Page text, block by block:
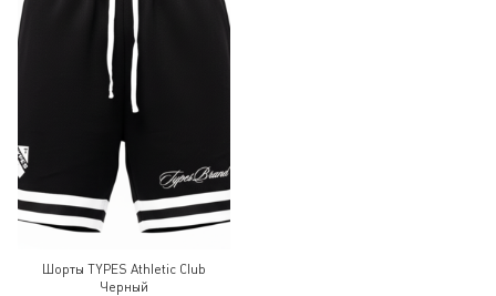
Шорты TYPES Athletic Club
Черный